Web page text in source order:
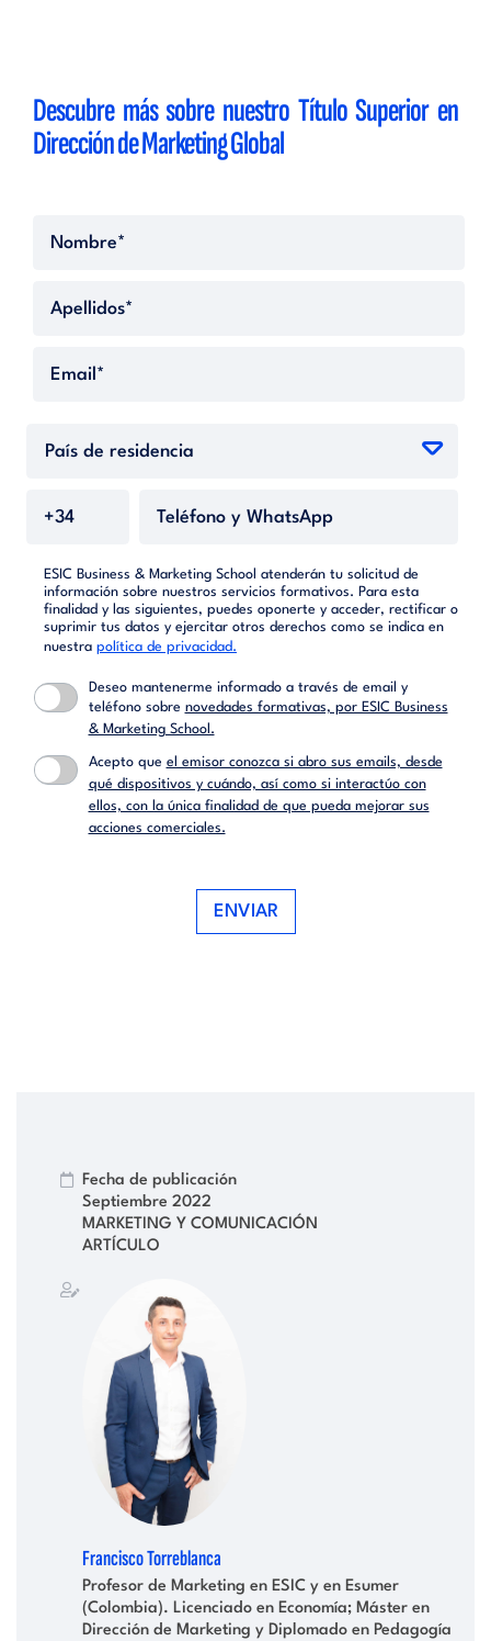
Descubre más sobre nuestro Título Superior en
Dirección de Marketing Global
ESIC Business & Marketing School atenderán tu solicitud de
información sobre nuestros servicios formativos. Para esta
finalidad y las siguientes, puedes oponerte y acceder, rectificar o
suprimir tus datos y ejercitar otros derechos como se indica en
nuestra política de privacidad.
Deseo mantenerme informado a través de email y
teléfono sobre novedades formativas, por ESIC Business
& Marketing School.
Acepto que el emisor conozca si abro sus emails, desde
qué dispositivos y cuándo, así como si interactúo con
ellos, con la única finalidad de que pueda mejorar sus
acciones comerciales.
ENVIAR
Fecha de publicación
Septiembre 2022
MARKETING Y COMUNICACIÓN
ARTÍCULO
Francisco Torreblanca
Profesor de Marketing en ESIC y en Esumer
(Colombia). Licenciado en Economía; Máster en
Dirección de Marketing y Diplomado en Pedagogía